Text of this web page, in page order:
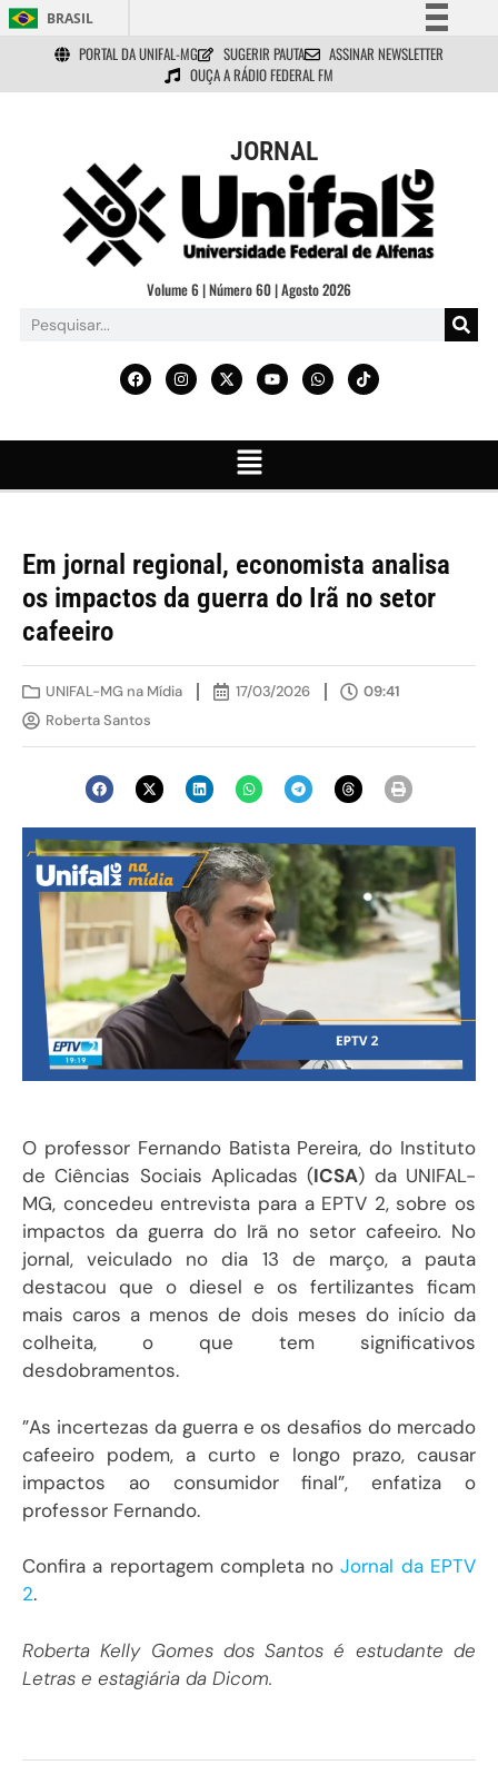
BRASIL
Simplifique!
Comunica BR
Acesso à informação
Legislação
Canais
PORTAL DA UNIFAL-MG SUGERIR PAUTA
ASSINAR NEWSLETTER
OUÇA A RÁDIO FEDERAL FM
JORNAL
Volume 6 | Número 60 | Agosto 2026
Em jornal regional, economista analisa
os impactos da guerra do Irã no setor
cafeeiro
UNIFAL-MG na Mídia 17/03/2026
09:41
Roberta Santos
O professor Fernando Batista Pereira, do Instituto
de Ciências Sociais Aplicadas (ICSA) da UNIFAL-
MG, concedeu entrevista para a EPTV 2, sobre os
impactos da guerra do Irã no setor cafeeiro. No
jornal, veiculado no dia 13 de março, a pauta
destacou que o diesel e os fertilizantes ficam
mais caros a menos de dois meses do início da
colheita, o que tem significativos
desdobramentos.
”As incertezas da guerra e os desafios do mercado
cafeeiro podem, a curto e longo prazo, causar
impactos ao consumidor final”, enfatiza o
professor Fernando.
Confira a reportagem completa no Jornal da EPTV
2.
Roberta Kelly Gomes dos Santos é estudante de
Letras e estagiária da Dicom.